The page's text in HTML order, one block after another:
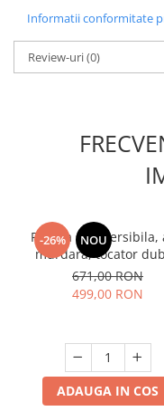
Informatii conformitate
Review-uri(0)
-26% NOU
Pompa submersibila,
murdara, tocator
370W, max 8 m³/h,
DDT V370T
671,00 RON
499,00 RON
ADAUGA IN COS